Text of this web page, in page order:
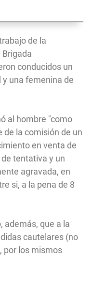
de la
conducidos un
y una femenina de
al hombre "como
la comisión de un
en venta de
tentativa y un
agravada, en
si, a la pena de 8
además, que a la
cautelares (no
por los mismos